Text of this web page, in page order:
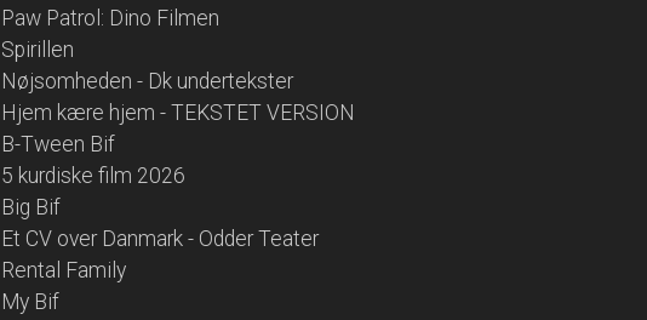
Paw Patrol: Dino Filmen
Spirillen
Nøjsomheden - Dk undertekster
Hjem kære hjem - TEKSTET VERSION
B-Tween Bif
5 kurdiske film 2026
Big Bif
Et CV over Danmark - Odder Teater
Rental Family
My Bif